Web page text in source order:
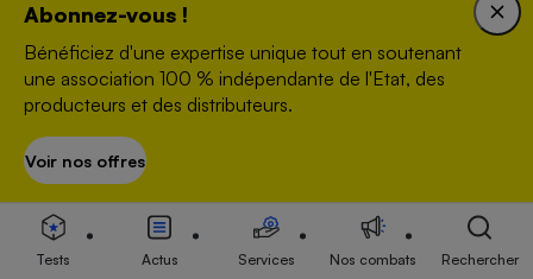
Article 1erde la loi n° 2021-1539 du 30 novembre
2021.
À la suite de l’adoption de mon chien
ou chat auprès d’une association, je
découvre que ce dernier est
Abonnez-vous !
Bénéficiez d'une expertise unique tout en soutenant
une association 100 % indépendante de l'Etat, des
producteurs et des distributeurs.
Voir nos offres
Tests Actus Services Nos combats Rechercher